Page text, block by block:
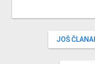
JOŠ